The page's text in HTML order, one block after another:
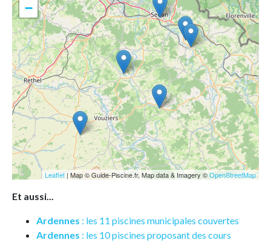
−
Leaflet | Map © Guide-Piscine.fr, Map data & Imagery ©OpenStreetMap
Et aussi...
Ardennes : les 11 piscines municipales couvertes
Ardennes : les 10 piscines proposant des cours